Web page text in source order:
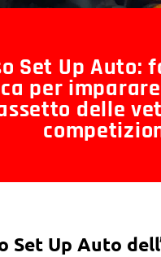
Set Up Auto:
per
delle
Set Up Auto